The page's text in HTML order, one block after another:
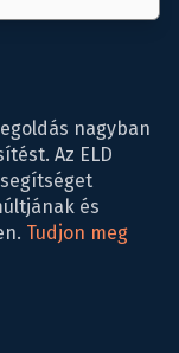
nagyban
Az ELD
és
Tudjon meg